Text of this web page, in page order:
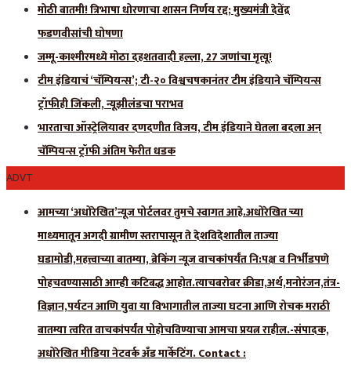
मोठी बातमी! त्रिभाषा धोरणाचा शासन निर्णय रद्द; मुख्यमंत्री देवेंद्र
फडणवीसांची घोषणा
जम्मू-काश्मीरमध्ये मोठा दहशतवादी हल्ला, 27 जणांचा मृत्यू!
टीम इंडियाचं ‘चॅम्पियन्स’; टी-२० विश्वचषकानंतर टीम इंडियाने चॅम्पियन्स
ट्रॉफीही जिंकली, न्यूझीलंडचा पराभव
भारताचा ऑस्ट्रेलियावर दणदणीत विजय, टीम इंडियाने घेतला बदला अन्
चॅम्पियन्स ट्रॉफी अंतिम फेरीत धडक
ADVT
आमच्या ‘अधोरेखित’न्यूज पोर्टलवर तुमचे स्वागत आहे.अधोरेखित च्या
माध्यमातून अगदी ग्रामीण स्तरापासून ते देशविदेशातील ताज्या
घडामोडी,महत्त्वाच्या बातम्या, ब्रेकिंग न्यूज वाचकांपर्यंत नि:पक्ष व निर्भीडपणे
पोहचवण्यासाठी आम्ही कटिबद्ध आहोत.त्याचबरोबर क्रीडा,अर्थ,मनोरंजन,तंत्र-
विज्ञान,पर्यटन आणि युवा या विभागातील ताज्या घटना आणि रोचक मराठी
बातम्या त्वरित वाचकांपर्यंत पोहोचविण्याचा आमचा प्रयत्न राहील.-संपादक,
अधोरेखित मीडिया नेटवर्क अँड मार्केटिंग. Contact :